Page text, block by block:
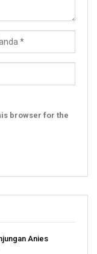
browser for the
Anies